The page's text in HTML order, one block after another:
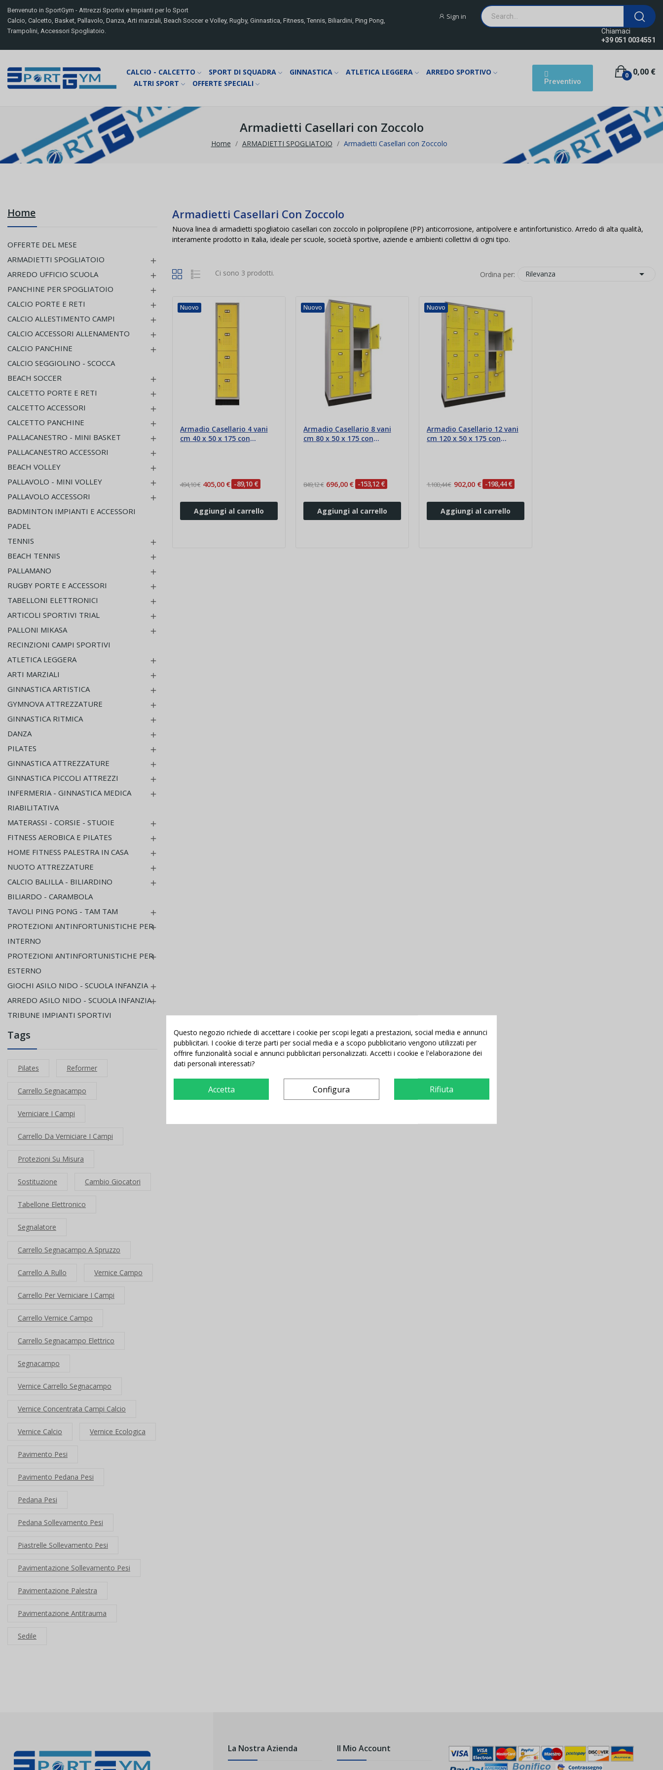
Benvenuto in SportGym - Attrezzi Sportivi e Impianti per lo Sport
Calcio, Calcetto, Basket, Pallavolo, Danza, Arti marziali, Beach Soccer e Volley, Rugby, Ginnastica, Fitness, Tennis, Biliardini, Ping Pong,
Trampolini, Accessori Spogliatoio.
Sign in
Chiamaci
+39 051 0034551
CALCIO - CALCETTO SPORT DI SQUADRA GINNASTICA ATLETICA LEGGERA
ARREDO SPORTIVO
ALTRI SPORT
OFFERTE SPECIALI Preventivo
0,00 €
0
Armadietti Casellari con Zoccolo
Home ARMADIETTI SPOGLIATOIO Armadietti Casellari con Zoccolo
Home
OFFERTE DEL MESE
ARMADIETTI SPOGLIATOIO

ARREDO UFFICIO SCUOLA 
PANCHINE PER SPOGLIATOIO 
CALCIO PORTE E RETI 
CALCIO ALLESTIMENTO CAMPI 
CALCIO ACCESSORI ALLENAMENTO 
CALCIO PANCHINE 
CALCIO SEGGIOLINO - SCOCCA
BEACH SOCCER

CALCETTO PORTE E RETI 
CALCETTO ACCESSORI 
CALCETTO PANCHINE 
PALLACANESTRO - MINI BASKET 
PALLACANESTRO ACCESSORI 
BEACH VOLLEY 
PALLAVOLO - MINI VOLLEY 
PALLAVOLO ACCESSORI 
BADMINTON IMPIANTI E ACCESSORI
PADEL
TENNIS

BEACH TENNIS 
PALLAMANO 
RUGBY PORTE E ACCESSORI 
TABELLONI ELETTRONICI 
ARTICOLI SPORTIVI TRIAL 
PALLONI MIKASA 
RECINZIONI CAMPI SPORTIVI
ATLETICA LEGGERA

ARTI MARZIALI 
GINNASTICA ARTISTICA 
GYMNOVA ATTREZZATURE 
GINNASTICA RITMICA 
DANZA 
PILATES 
GINNASTICA ATTREZZATURE 
GINNASTICA PICCOLI ATTREZZI 
INFERMERIA - GINNASTICA MEDICA
RIABILITATIVA

MATERASSI - CORSIE - STUOIE 
FITNESS AEROBICA E PILATES 
HOME FITNESS PALESTRA IN CASA 
NUOTO ATTREZZATURE 
CALCIO BALILLA - BILIARDINO 
BILIARDO - CARAMBOLA
TAVOLI PING PONG - TAM TAM

PROTEZIONI ANTINFORTUNISTICHE PER
INTERNO

PROTEZIONI ANTINFORTUNISTICHE PER
ESTERNO

GIOCHI ASILO NIDO - SCUOLA INFANZIA 
ARREDO ASILO NIDO - SCUOLA INFANZIA
TRIBUNE IMPIANTI SPORTIVI
Tags
Pilates Reformer
Carrello Segnacampo
Verniciare I Campi
Carrello Da Verniciare I Campi
Protezioni Su Misura
Sostituzione Cambio Giocatori
Tabellone Elettronico
Segnalatore
Carrello Segnacampo A Spruzzo
Carrello A Rullo Vernice Campo
Carrello Per Verniciare I Campi
Carrello Vernice Campo
Carrello Segnacampo Elettrico
Segnacampo
Vernice Carrello Segnacampo
Vernice Concentrata Campi Calcio
Vernice Calcio Vernice Ecologica
Pavimento Pesi
Pavimento Pedana Pesi
Pedana Pesi
Pedana Sollevamento Pesi
Piastrelle Sollevamento Pesi
Pavimentazione Sollevamento Pesi
Pavimentazione Palestra
Pavimentazione Antitrauma
Sedile
Armadietti Casellari Con Zoccolo
Nuova linea di armadietti spogliatoio casellari con zoccolo in polipropilene (PP) anticorrosione, antipolvere e antinfortunistico. Arredo di alta qualità,
interamente prodotto in Italia, ideale per scuole, società sportive, aziende e ambienti collettivi di ogni tipo.
Ci sono 3 prodotti. Ordina per: Rilevanza 
Nuovo
Armadio Casellario 4 vani
cm 40 x 50 x 175 con
494,10 € 405,00 € -89,10 €
Aggiungi al carrello
Nuovo
Armadio Casellario 8 vani
cm 80 x 50 x 175 con
849,12 € 696,00 € -153,12 €
Aggiungi al carrello
Nuovo
Armadio Casellario 12 vani
cm 120 x 50 x 175 con
1.100,44 € 902,00 € -198,44 €
Aggiungi al carrello
La Nostra Azienda Il Mio Account
Questo negozio richiede di accettare i cookie per scopi legati a prestazioni, social media e annunci
pubblicitari. I cookie di terze parti per social media e a scopo pubblicitario vengono utilizzati per
offrire funzionalità social e annunci pubblicitari personalizzati. Accetti i cookie e l'elaborazione dei
dati personali interessati?
Accetta Configura Rifiuta